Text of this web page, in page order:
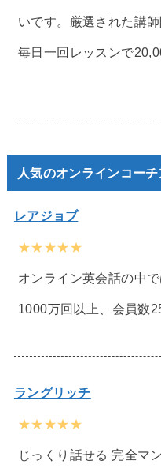
いです。厳選された講
毎日一回レッスンで
人気のオンラインコーチ
レアジョブ
★★★★★
オンライン英会話の中
1000万回以上、会員数
ラングリッチ
★★★★★
じっくり話せる 完全マ